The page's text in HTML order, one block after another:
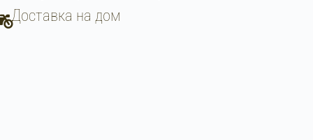
Доставка на дом